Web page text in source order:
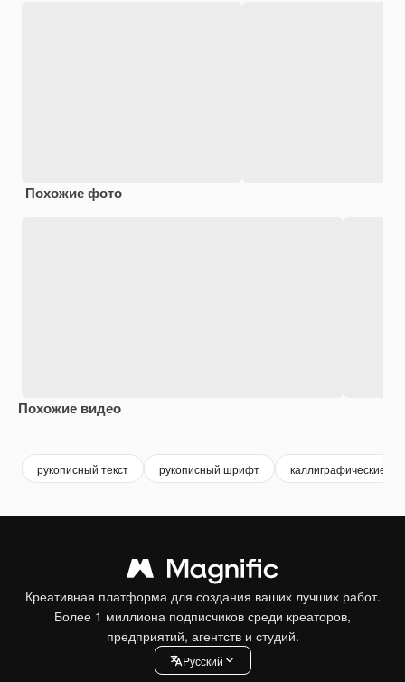
Похожие фото
Похожие видео
рукописный текст рукописный шрифт каллиграфические
Креативная платформа для создания ваших лучших работ.
Более 1 миллиона подписчиков среди креаторов,
предприятий, агентств и студий.
Pусский